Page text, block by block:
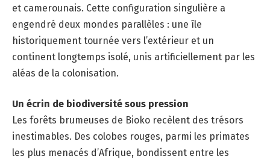
et camerounais. Cette configuration singulière a
engendré deux mondes parallèles : une île
historiquement tournée vers l’extérieur et un
continent longtemps isolé, unis artificiellement par les
aléas de la colonisation.
Un écrin de biodiversité sous pression
Les forêts brumeuses de Bioko recèlent des trésors
inestimables. Des colobes rouges, parmi les primates
les plus menacés d’Afrique, bondissent entre les